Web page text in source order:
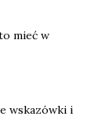
mieć w
wskazówki i